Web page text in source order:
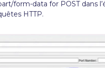
form-data for POST dans
HTTP.